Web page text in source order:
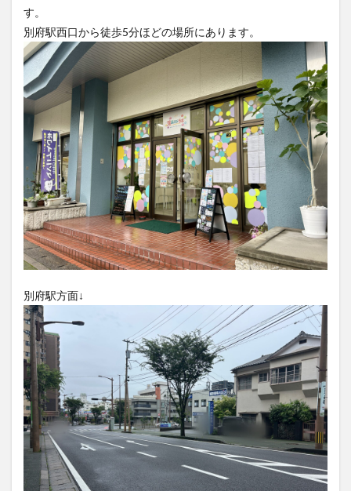
別府駅西口から徒歩5分ほどの場所にあります。
別府駅方面↓
佐伯市
佐伯市ランチ 佐賀関
体験レポ
保護猫
催事 公園 初詣
別府
別府市
別府観光 古墳
古物
古着
台湾料理 和定食 和菓子
和食
国東市
地獄めぐり 城島高原パーク
壁画
夏祭り
外貨両替機
大分みなと祭り
大分グルメ
大分スイーツ
大分ランチ
大分三好ヴァイセアドラー
大分市
大分市美術館
大分県
大分県立美術館 大分空港
大分駅
大分駅近く
大神ファーム
大谷翔平選手
姫島村
子ども教室 子ども服
子育て
宇佐市
投票 挾間町
新幹線
新店
日出町 日田市
昆虫食
明豊
期間限定 本
杵築市
津久見市
海開き 温泉 湧水
湯布院
滝
漢方 炭火焼き 焼き菓子
犬
玖珠郡
由布市 由布院 甲子園
石仏
磨崖仏
祝祭の広場 神社 祭り
秋
移転
竹田 竹田市 竹田市ディナー
紅葉